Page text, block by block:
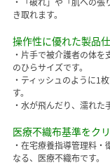
き取れます。
操作性に優れた製品
・片手で被介護者の体
のひらサイズです。
・ティッシュのように1
す。
・水が飛んだり、濡れた
医療不織布基準をク
・在宅療養指導管理料
なる、医療不織布です。